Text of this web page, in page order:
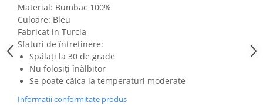
Material: Bumbac 100%
Culoare: Bleu
Fabricat in Turcia
Sfaturi de întreținere:
Spălați la 30 de grade
Nu folosiți înălbitor
Se poate călca la temperaturi moderate
Informatii conformitate produs